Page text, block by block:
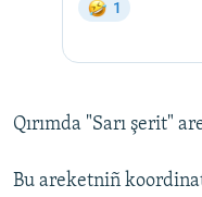
Qırımda "Sarı şerit"
Bu areketniñ